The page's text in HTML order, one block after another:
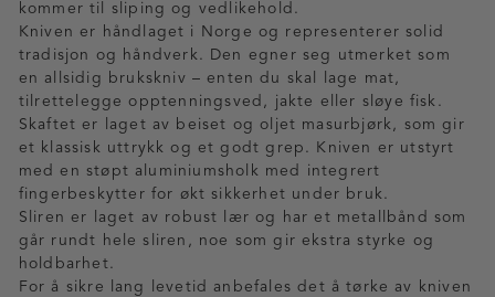
kommer til sliping og vedlikehold.
Kniven er håndlaget i Norge og representerer solid
tradisjon og håndverk. Den egner seg utmerket som
en allsidig brukskniv – enten du skal lage mat,
tilrettelegge opptenningsved, jakte eller sløye fisk.
Skaftet er laget av beiset og oljet masurbjørk, som gir
et klassisk uttrykk og et godt grep. Kniven er utstyrt
med en støpt aluminiumsholk med integrert
fingerbeskytter for økt sikkerhet under bruk.
Sliren er laget av robust lær og har et metallbånd som
går rundt hele sliren, noe som gir ekstra styrke og
holdbarhet.
For å sikre lang levetid anbefales det å tørke av kniven